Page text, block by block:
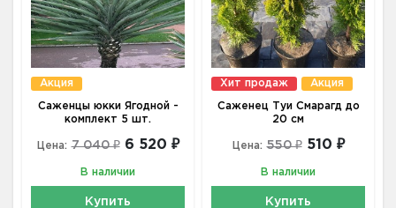
Акция
Саженцы юкки Ягодной -
комплект 5 шт.
Цена: 7 040 ₽ 6 520 ₽
В наличии
Купить
Хит продаж Акция
Саженец Туи Смарагд до
20 см
Цена: 550 ₽ 510 ₽
В наличии
Купить